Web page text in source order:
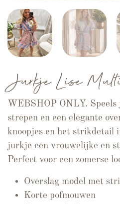
Jurkje Lise
WEBSHOP ONLY.
strepen en een elegante
knoopjes en het strikdetail
jurkje een vrouwelijke en
Perfect voor een zomerse
Overslag model met
Korte pofmouwen